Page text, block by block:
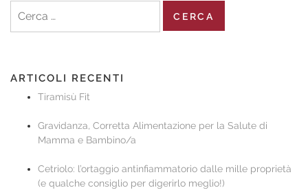
per:
ARTICOLI RECENTI
Tiramisù Fit
Gravidanza, Corretta Alimentazione per la Salute di
Mamma e Bambino/a
Cetriolo: l’ortaggio antinfiammatorio dalle mille proprietà
(e qualche consiglio per digerirlo meglio!)